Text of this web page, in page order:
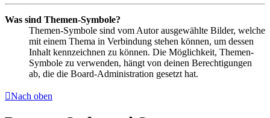
Was sind Themen-Symbole?
Themen-Symbole sind vom Autor ausgewählte Bilder, welche
mit einem Thema in Verbindung stehen können, um dessen
Inhalt kennzeichnen zu können. Die Möglichkeit, Themen-
Symbole zu verwenden, hängt von deinen Berechtigungen
ab, die die Board-Administration gesetzt hat.
Nach oben